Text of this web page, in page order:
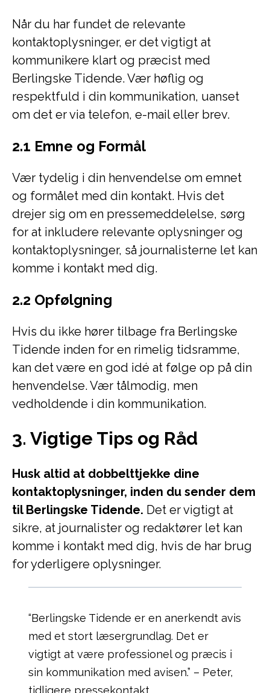
Når du har fundet de relevante
kontaktoplysninger, er det vigtigt at
kommunikere klart og præcist med
Berlingske Tidende. Vær høflig og
respektfuld i din kommunikation, uanset
om det er via telefon, e-mail eller brev.
2.1 Emne og Formål
Vær tydelig i din henvendelse om emnet
og formålet med din kontakt. Hvis det
drejer sig om en pressemeddelelse, sørg
for at inkludere relevante oplysninger og
kontaktoplysninger, så journalisterne let kan
komme i kontakt med dig.
2.2 Opfølgning
Hvis du ikke hører tilbage fra Berlingske
Tidende inden for en rimelig tidsramme,
kan det være en god idé at følge op på din
henvendelse. Vær tålmodig, men
vedholdende i din kommunikation.
3. Vigtige Tips og Råd
Husk altid at dobbelttjekke dine
kontaktoplysninger, inden du sender dem
til Berlingske Tidende. Det er vigtigt at
sikre, at journalister og redaktører let kan
komme i kontakt med dig, hvis de har brug
for yderligere oplysninger.
“Berlingske Tidende er en anerkendt avis
med et stort læsergrundlag. Det er
vigtigt at være professionel og præcis i
sin kommunikation med avisen.” – Peter,
tidligere pressekontakt